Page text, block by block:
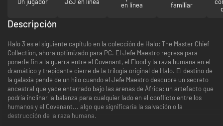
en línea
familiar
Descripción
Halo 3 es el siguiente capítulo en la colección de Halo: The Master Chief
Collection, ahora optimizado para PC. El Jefe Maestro regresa para
ponerle fin a la guerra entre el Covenant, el Flood y la raza humana en el
dramático y trepidante cierre de la trilogía original de Halo. El destino de
la galaxia pende de un hilo cuando el Jefe Maestro descubre un secreto
ancestral que yace enterrado bajo las arenas de África: un artefacto que
podría inclinar la balanza para cualquier lado en el conflicto entre los
humanos y el Covenant... algo que significaría la salvación o la
destrucción de la raza humana.